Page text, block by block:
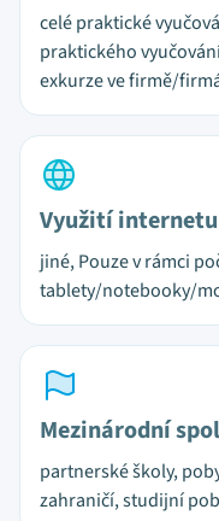
celé praktické
praktického
exkurze ve firmě/
Využití internetu
jiné, Pouze v rámci
tablety/notebooky/
Mezinárodní
partnerské školy,
zahraničí, studijní